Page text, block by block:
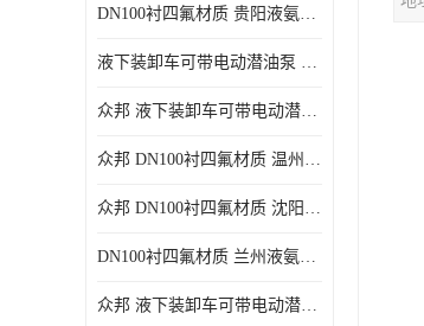
DN100衬四氟材质 贵阳液氨鹤管供应商
液下装卸车可带电动潜油泵 贵阳液氨鹤管批发商
众邦 液下装卸车可带电动潜油泵 沈阳液氨鹤管批发商
众邦 DN100衬四氟材质 温州液氨鹤管批发商
众邦 DN100衬四氟材质 沈阳液氨鹤管批发商
DN100衬四氟材质 兰州液氨鹤管批发商
众邦 液下装卸车可带电动潜油泵 太原液氨鹤管厂商